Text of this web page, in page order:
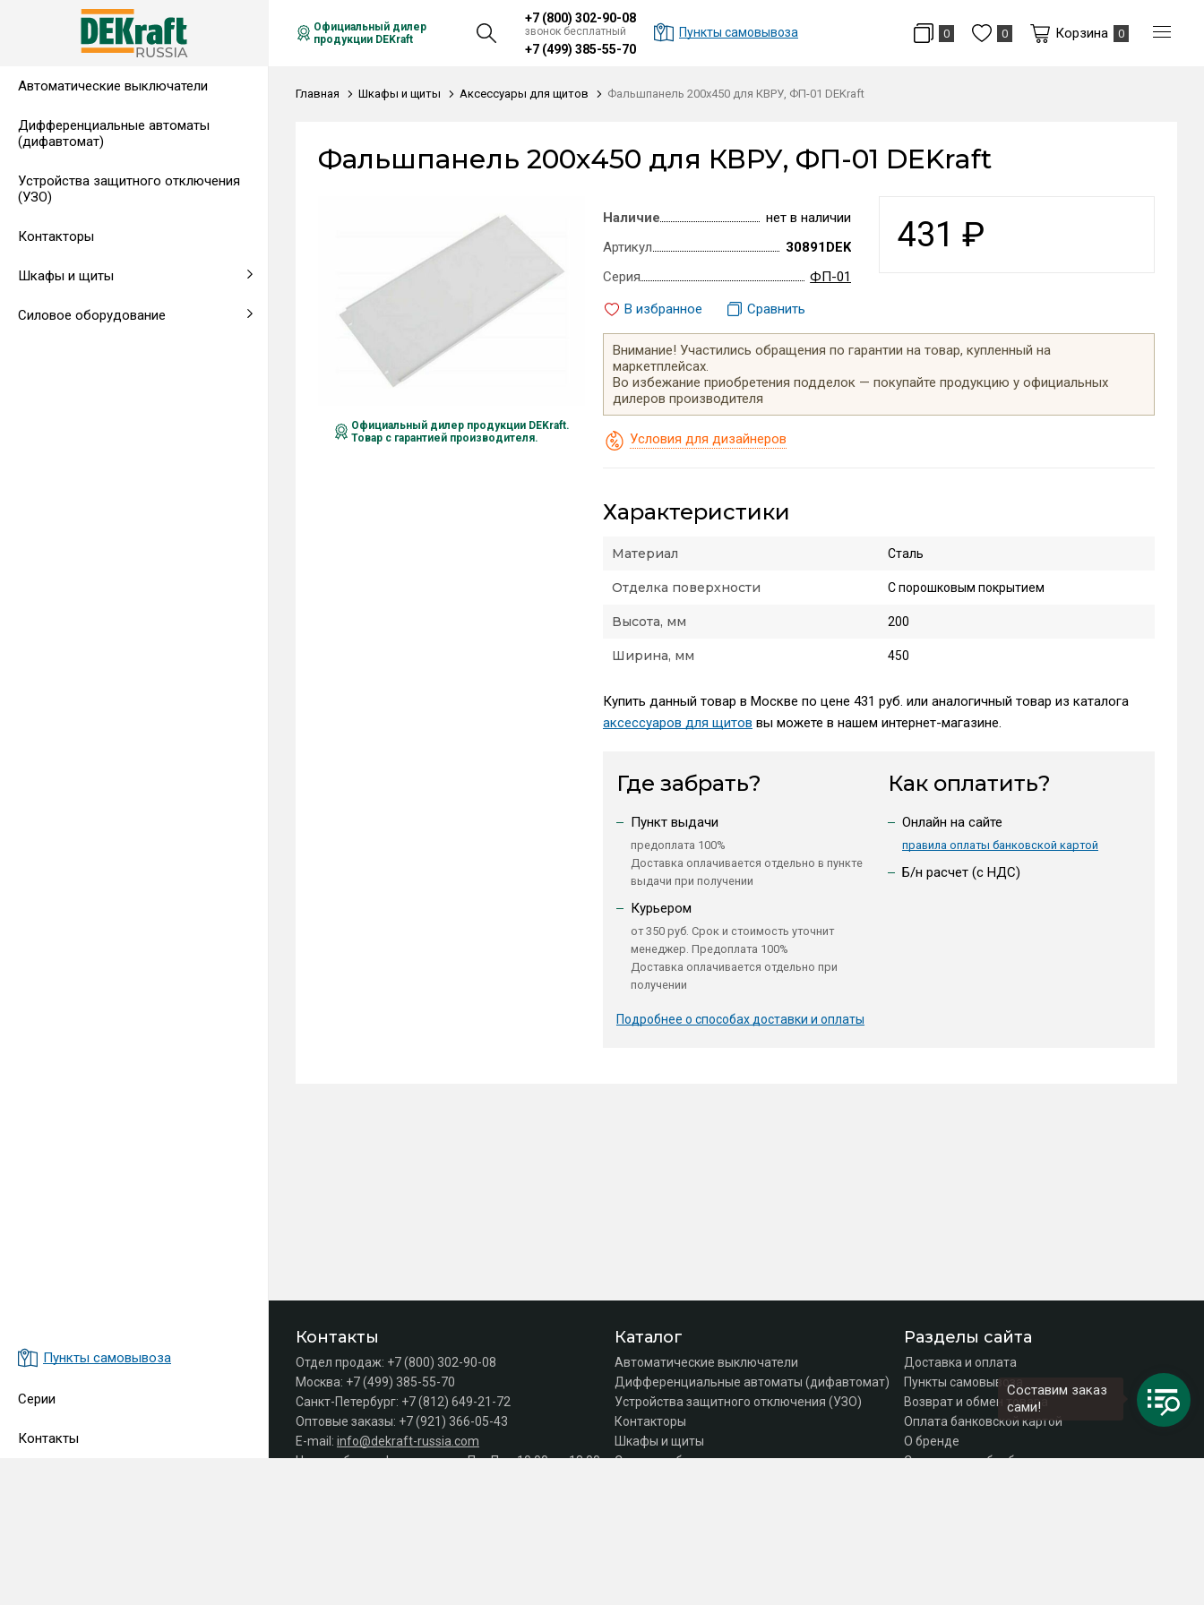
Автоматические выключатели
Дифференциальные автоматы
(дифавтомат)
Устройства защитного отключения
(УЗО)
Контакторы
Шкафы и щиты
Распределительные щиты,
Напольные щиты
Клеммы и комплектующие
Клеммы на DIN-рейку
Аксессуары для щитов
Силовое оборудование
Автоматические выключатели в
Аксессуары
Предохранители
Щитовые приборы
Амперметры
Автоматические воздушные
выключатели
Воздушные автоматические
Пункты самовывоза
Серии
Контакты
Официальный дилер
продукции DEKraft
+7 (800) 302-90-08
звонок бесплатный
+7 (499) 385-55-70
Пункты самовывоза 0 0 Корзина 0
Главная Шкафы и щиты Аксессуары для щитов Фальшпанель 200х450 для КВРУ, ФП-01 DEKraft
Фальшпанель 200х450 для КВРУ, ФП-01 DEKraft
Официальный дилер продукции DEKraft.
Товар с гарантией производителя.
431 ₽
Наличие
нет в наличии
Артикул
30891DEK
Серия
ФП-01
В избранное
Сравнить
Внимание! Участились обращения по гарантии на товар, купленный на
маркетплейсах.
Во избежание приобретения подделок — покупайте продукцию у официальных
дилеров производителя
Условия для дизайнеров
Характеристики
Материал Сталь
Отделка поверхности С порошковым покрытием
Высота, мм 200
Ширина, мм 450
Купить данный товар в Москве по цене 431 руб. или аналогичный товар из каталога
аксессуаров для щитов вы можете в нашем интернет-магазине.
Где забрать?
Пункт выдачи
предоплата 100%
Доставка оплачивается отдельно в пункте
выдачи при получении
Курьером
от 350 руб. Срок и стоимость уточнит
менеджер. Предоплата 100%
Доставка оплачивается отдельно при
получении
Подробнее о способах доставки и оплаты
Как оплатить?
Онлайн на сайте
правила оплаты банковской картой
Б/н расчет (c НДС)
Контакты
Отдел продаж: +7 (800) 302-90-08
Москва: +7 (499) 385-55-70
Санкт-Петербург: +7 (812) 649-21-72
Оптовые заказы: +7 (921) 366-05-43
E-mail: info@dekraft-russia.com
Часы работы офиса продаж: Пн–Пт с 10:00 до 18:00
Каталог
Автоматические выключатели
Дифференциальные автоматы (дифавтомат)
Устройства защитного отключения (УЗО)
Контакторы
Шкафы и щиты
Силовое оборудование
Разделы сайта
Доставка и оплата
Пункты самовывоза
Возврат и обмен товара
Оплата банковской картой
О бренде
Согласие на обработку персональных данных
Составим заказ
сами!